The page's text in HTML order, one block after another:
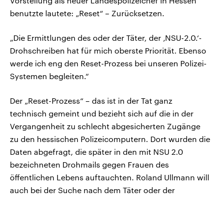
benutzte lautete: „Reset“ – Zurücksetzen.
„Die Ermittlungen des oder der Täter, der ‚NSU-2.0.‘-
Drohschreiben hat für mich oberste Priorität. Ebenso
werde ich eng den Reset-Prozess bei unseren Polizei-
Systemen begleiten.“
Der „Reset-Prozess“ – das ist in der Tat ganz
technisch gemeint und bezieht sich auf die in der
Vergangenheit zu schlecht abgesicherten Zugänge
zu den hessischen Polizeicomputern. Dort wurden die
Daten abgefragt, die später in den mit NSU 2.0
bezeichneten Drohmails gegen Frauen des
öffentlichen Lebens auftauchten. Roland Ullmann will
auch bei der Suche nach dem Täter oder der